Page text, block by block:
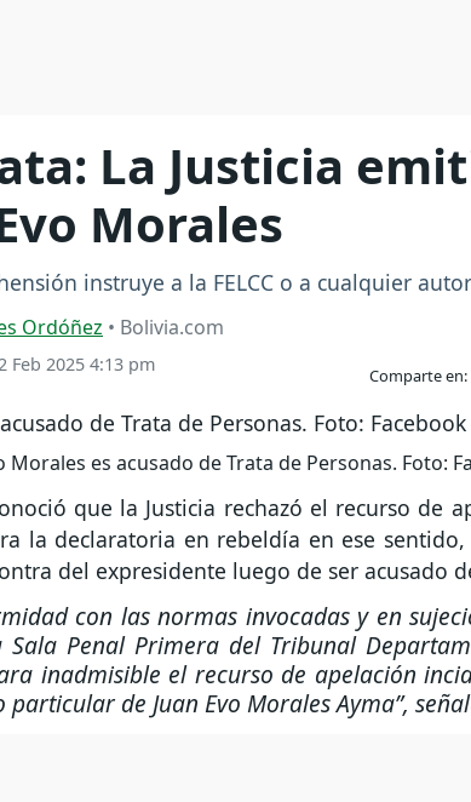
La Justicia
Morales
instruye a la FELCC o a cualquier
Ordóñez • Bolivia.com
Feb 2025 4:13 pm Comparte en:
Morales es acusado de Trata de Personas. Foto:
que la Justicia rechazó el recurso de
la declaratoria en rebeldía en ese
del expresidente luego de ser acusado
con las normas invocadas y en
Sala Penal Primera del Tribunal
inadmisible el recurso de apelación
particular de Juan Evo Morales Ayma”,